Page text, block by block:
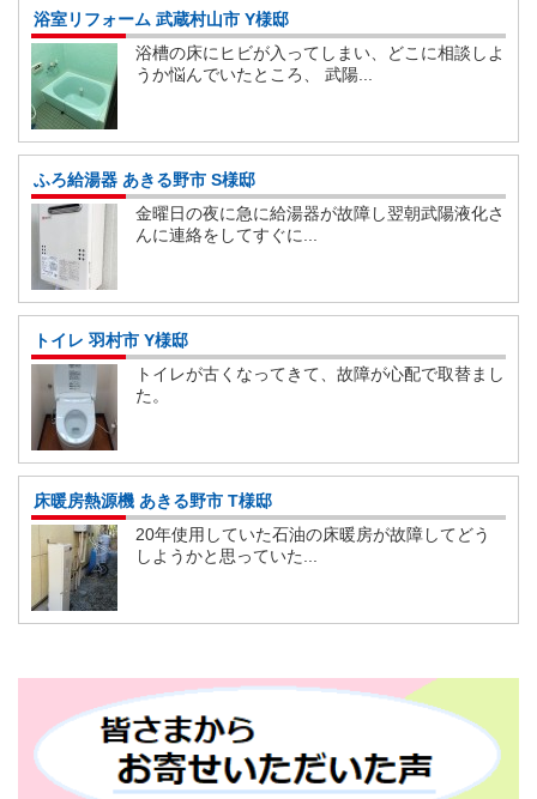
浴室リフォーム 武蔵村山市 Y様邸
浴槽の床にヒビが入ってしまい、どこに相談しよ
うか悩んでいたところ、 武陽...
ふろ給湯器 あきる野市 S様邸
金曜日の夜に急に給湯器が故障し翌朝武陽液化さ
んに連絡をしてすぐに...
トイレ 羽村市 Y様邸
トイレが古くなってきて、故障が心配で取替まし
た。
床暖房熱源機 あきる野市 T様邸
20年使用していた石油の床暖房が故障してどう
しようかと思っていた...